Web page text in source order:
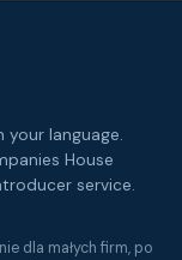
your language.
House
service.
dla małych firm, po